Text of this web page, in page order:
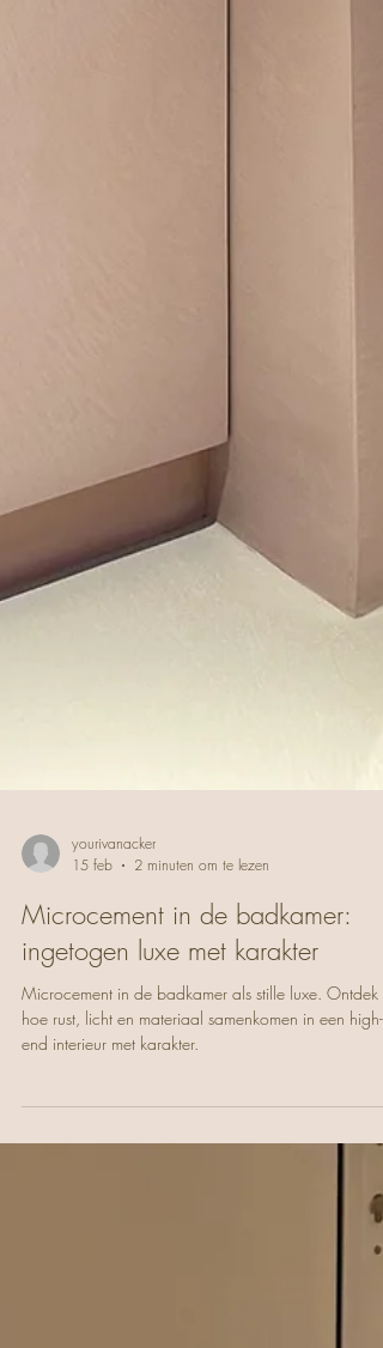
15 feb
2 minuten om te lezen
Microcement in de badkamer:
ingetogen luxe met karakter
Microcement in de badkamer als stille luxe. Ontdek